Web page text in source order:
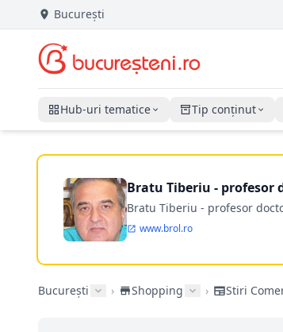
București
Hub-uri tematice Tip conținut
Bratu Tiberiu - profesor
Bratu Tiberiu - profesor
www.brol.ro
București › Shopping › Stiri